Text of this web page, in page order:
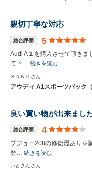
親切丁寧な対応
総合評価 5
Audi A１を購入させて頂きま
て下… 続きを読む
ＳＡＫＵさん
アウディ A1スポーツバック
良い買い物が出来まし
総合評価 4
プジョー208の修復歴ありを
歴… 続きを読む
いとさんさん